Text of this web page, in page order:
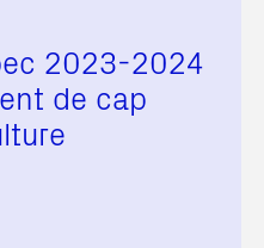
2023-2024
de cap